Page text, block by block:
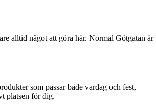
alltid något att göra här. Normal Götgatan är
som passar både vardag och fest,
platsen för dig.